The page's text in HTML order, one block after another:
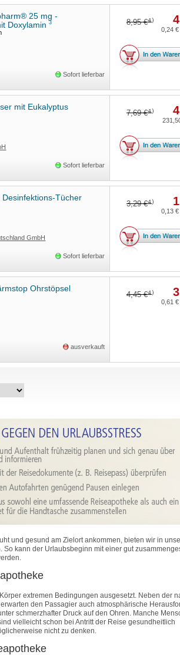
25 mg -
Doxylamin3
Sofort lieferbar
8,95 €4)
0,24 €
mit Eukalyptus
Sofort lieferbar
7,69 €4)
Desinfektions-Tücher
GmbH
Sofort lieferbar
3,29 €4)
0,13 €
Ohrstöpsel
ausverkauft
4,45 €4)
0,61 €
und gesund am Zielort ankommen, bieten wir in
kann der Urlaubsbeginn mit einer gut
extremen Bedingungen ausgesetzt. Neben der
den Passagier auch atmosphärische
schmerzhafter Druck auf den Ohren. Manche
vielleicht schon bei Antritt der Reise gesundheitlich
nicht zu denken.